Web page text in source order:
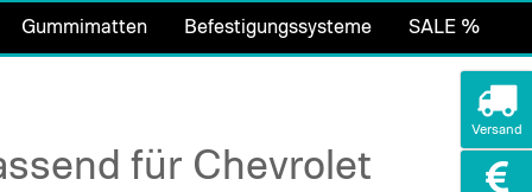
Gummimatten Befestigungssysteme SALE %
für Chevrolet
Versand